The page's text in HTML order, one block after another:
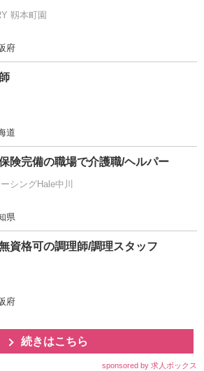
靱本町園
府
道
険完備の職場で介護職/ヘルパー
シングHale中川
県
資格可の調理師/調理スタッフ
府
続きはこちら
sponsored by 求人ボックス